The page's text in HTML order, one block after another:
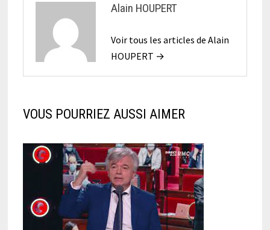
Alain HOUPERT
Voir tous les articles de Alain
HOUPERT →
VOUS POURRIEZ AUSSI AIMER